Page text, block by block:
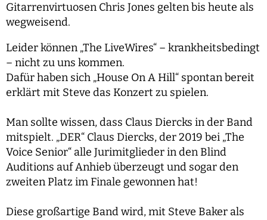
Gitarrenvirtuosen Chris Jones gelten bis heute als
wegweisend.
Leider können „The LiveWires“ – krankheitsbedingt
– nicht zu uns kommen.
Dafür haben sich „House On A Hill“ spontan bereit
erklärt mit Steve das Konzert zu spielen.
Man sollte wissen, dass Claus Diercks in der Band
mitspielt. „DER“ Claus Diercks, der 2019 bei „The
Voice Senior“ alle Jurimitglieder in den Blind
Auditions auf Anhieb überzeugt und sogar den
zweiten Platz im Finale gewonnen hat!
Diese großartige Band wird, mit Steve Baker als